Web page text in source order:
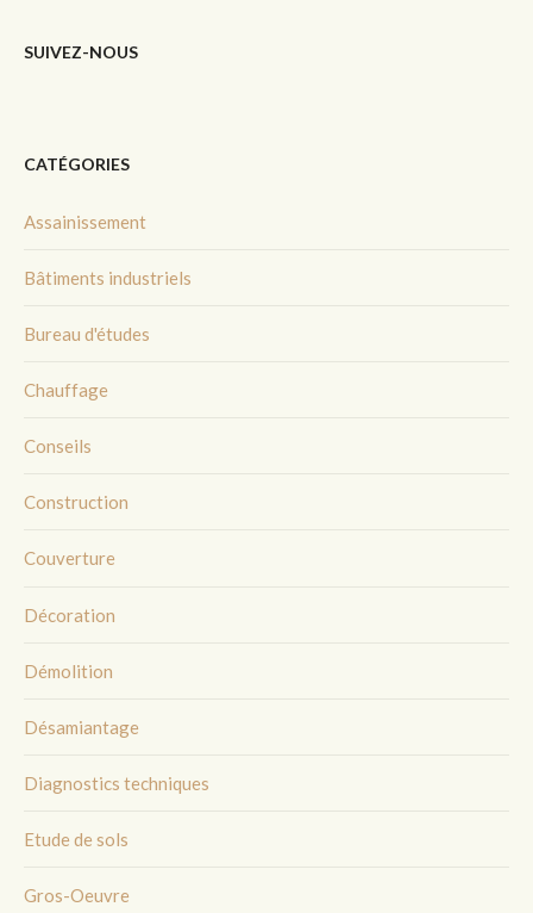
SUIVEZ-NOUS
CATÉGORIES
Assainissement
Bâtiments industriels
Bureau d'études
Chauffage
Conseils
Construction
Couverture
Décoration
Démolition
Désamiantage
Diagnostics techniques
Etude de sols
Gros-Oeuvre